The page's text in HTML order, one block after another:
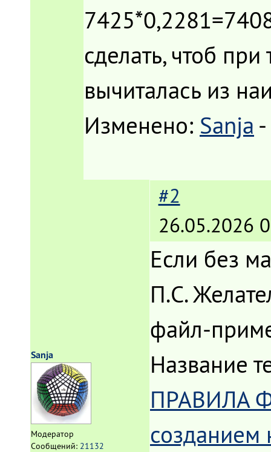
сделать, чтоб
вычиталась из
Изменено: Sanja -
Sanja
Модератор
Сообщений: 21132
#2
26.05.2026
Если без
П.С.
файл-
Название
ПРАВИЛА
созданием